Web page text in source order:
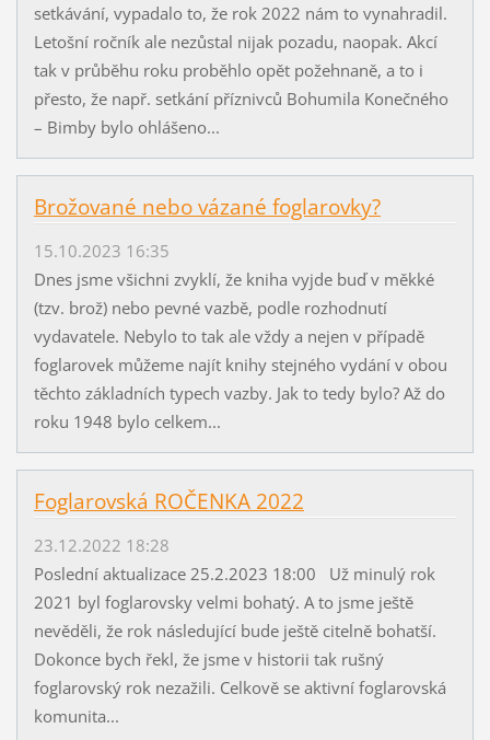
setkávání, vypadalo to, že rok 2022 nám to vynahradil.
Letošní ročník ale nezůstal nijak pozadu, naopak. Akcí
tak v průběhu roku proběhlo opět požehnaně, a to i
přesto, že např. setkání příznivců Bohumila Konečného
– Bimby bylo ohlášeno...
Brožované nebo vázané foglarovky?
15.10.2023 16:35
Dnes jsme všichni zvyklí, že kniha vyjde buď v měkké
(tzv. brož) nebo pevné vazbě, podle rozhodnutí
vydavatele. Nebylo to tak ale vždy a nejen v případě
foglarovek můžeme najít knihy stejného vydání v obou
těchto základních typech vazby. Jak to tedy bylo? Až do
roku 1948 bylo celkem...
Foglarovská ROČENKA 2022
23.12.2022 18:28
Poslední aktualizace 25.2.2023 18:00 Už minulý rok
2021 byl foglarovsky velmi bohatý. A to jsme ještě
nevěděli, že rok následující bude ještě citelně bohatší.
Dokonce bych řekl, že jsme v historii tak rušný
foglarovský rok nezažili. Celkově se aktivní foglarovská
komunita...